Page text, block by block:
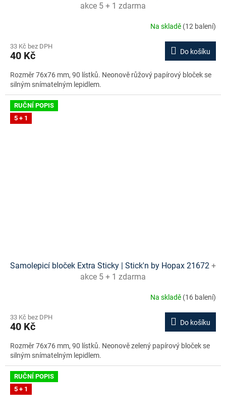
akce 5 + 1 zdarma
Na skladě (12 balení)
33 Kč bez DPH
40 Kč Do košíku
Rozměr 76x76 mm, 90 lístků. Neonově růžový papírový bloček se
silným snímatelným lepidlem.
RUČNÍ POPIS
5 + 1
Samolepicí bloček Extra Sticky | Stick'n by Hopax 21672 +
akce 5 + 1 zdarma
Na skladě (16 balení)
33 Kč bez DPH
40 Kč Do košíku
Rozměr 76x76 mm, 90 lístků. Neonově zelený papírový bloček se
silným snímatelným lepidlem.
RUČNÍ POPIS
5 + 1